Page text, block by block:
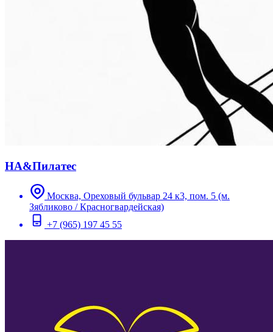
НА&Пилатес
Москва, Ореховый бульвар 24 к3, пом. 5 (м.
Зябликово / Красногвардейская)
+7 (965) 197 45 55